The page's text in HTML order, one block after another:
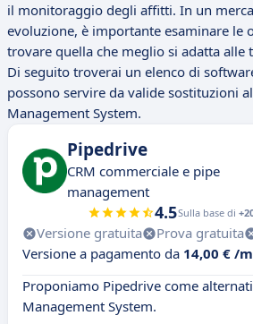
il monitoraggio degli affitti. In un
evoluzione, è importante esaminare le
trovare quella che meglio si adatta alle
Di seguito troverai un elenco di
possono servire da valide sostituzioni
Management System.
Pipedrive
CRM commerciale e pipe
management
4.5Sulla base di
Versione gratuita Prova gratuita
Versione a pagamento da 14,00 € /
Proponiamo Pipedrive come
Management System.